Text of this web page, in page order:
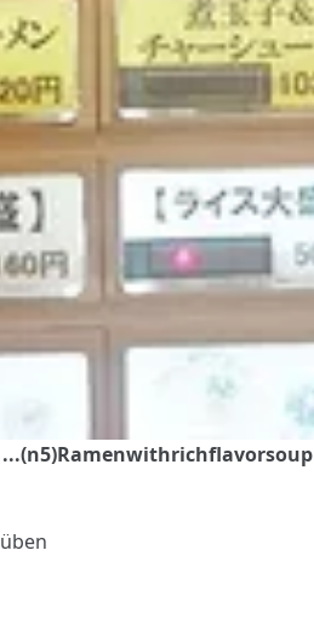
...(n5)Ramenwithrichflavorsoup